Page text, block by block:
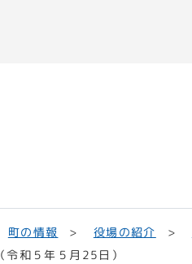
町の情報 役場の紹介
和５年５月25日）